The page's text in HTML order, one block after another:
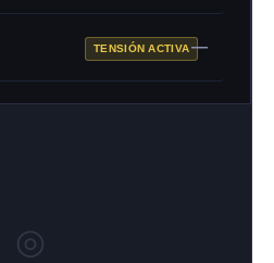
TENSIÓN ACTIVA—
◎